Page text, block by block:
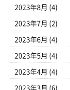
2023年8月 (4)
2023年7月 (2)
2023年6月 (4)
2023年5月 (4)
2023年4月 (4)
2023年3月 (6)